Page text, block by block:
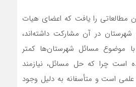
مطالعاتی را یافت که اعضای هیات
شهرستان در آن مشارکت داشته‌اند،
موضوع مسائل شهرستان‌ها کمتر
است چرا که حل مسائل، نیازمند
است و متأسفانه به دلیل وجود